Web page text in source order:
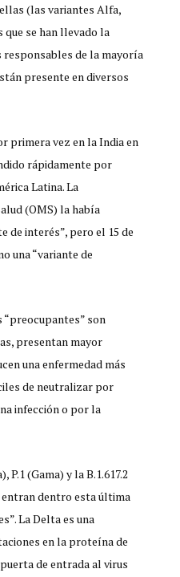
ellas (las variantes Alfa,
que se han llevado la
responsables de la mayoría
presente en diversos
primera vez en la India en
rápidamente por
Latina. La
(OMS) la había
de interés”, pero el 15 de
una “variante de
“preocupantes” son
presentan mayor
una enfermedad más
de neutralizar por
infección o por la
P.1 (Gama) y la B.1.617.2
dentro esta última
La Delta es una
en la proteína de
de entrada al virus